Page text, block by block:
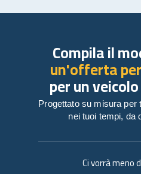
Ci vorrà meno
Compila il
un'offerta
per un
Progettato su misura per
nei tuoi tempi, da